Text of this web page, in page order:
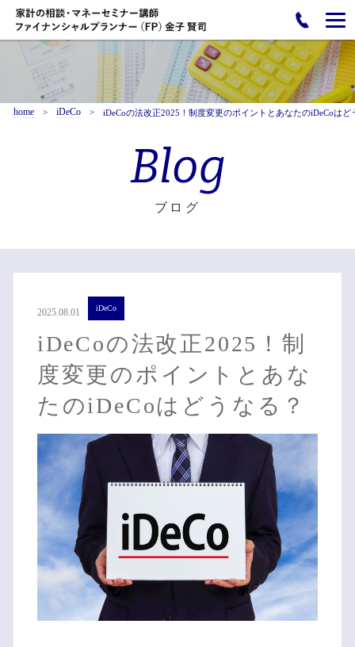
home iDeCo iDeCoの法改正2025！制度変更のポイントとあなたのiDeCoはど
Blog
ブログ
2025.08.01 iDeCo
iDeCoの法改正2025！制
度変更のポイントとあな
たのiDeCoはどうなる？